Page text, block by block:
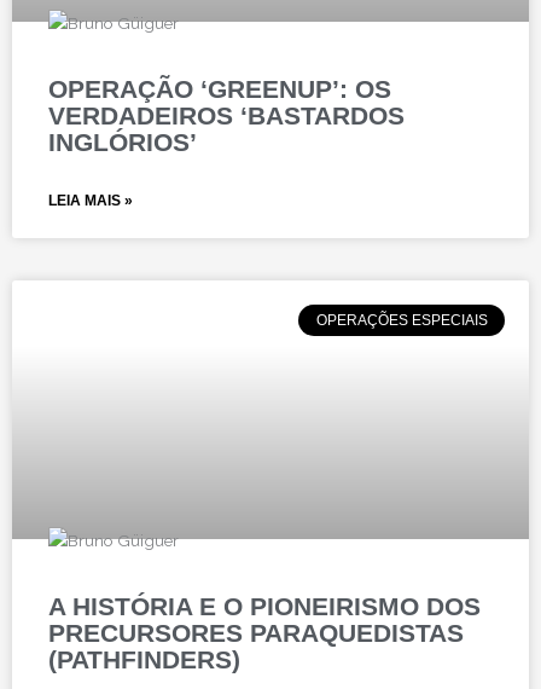
OPERAÇÃO ‘GREENUP’: OS
VERDADEIROS ‘BASTARDOS
INGLÓRIOS’
LEIA MAIS »
OPERAÇÕES ESPECIAIS
A HISTÓRIA E O PIONEIRISMO DOS
PRECURSORES PARAQUEDISTAS
(PATHFINDERS)